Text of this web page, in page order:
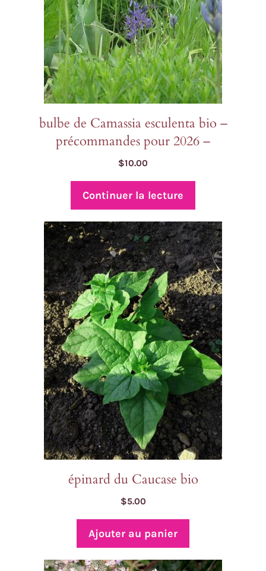
bulbe de Camassia esculenta bio –
précommandes pour 2026 –
$10.00
Continuer la lecture
épinard du Caucase bio
$5.00
Ajouter au panier